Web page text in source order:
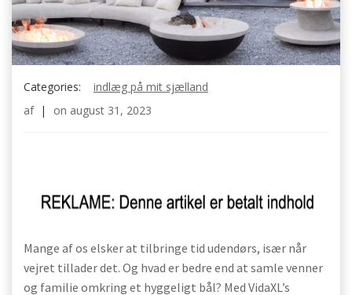
Categories:
indlæg på mit sjælland
af | on august 31, 2023
Mange af os elsker at tilbringe tid udendørs, især når
vejret tillader det. Og hvad er bedre end at samle venner
og familie omkring et hyggeligt bål? Med VidaXL’s